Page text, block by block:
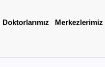
Doktorlarımız Merkezlerimiz